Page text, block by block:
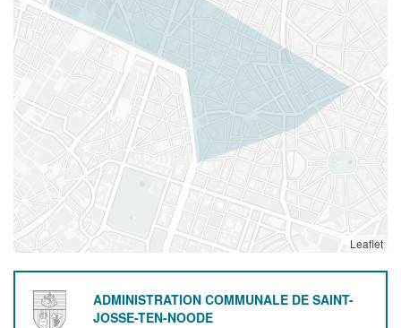
Leaflet
ADMINISTRATION COMMUNALE DE SAINT-
JOSSE-TEN-NOODE